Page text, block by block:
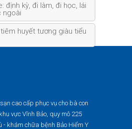
định kỳ, đi làm, đi học, lái
ngoài
huyết tương giàu tiểu
cao cấp phục vụ cho bà con
vực Vĩnh Bảo, quy mô 225
- khám chữa bệnh Bảo Hiểm Y